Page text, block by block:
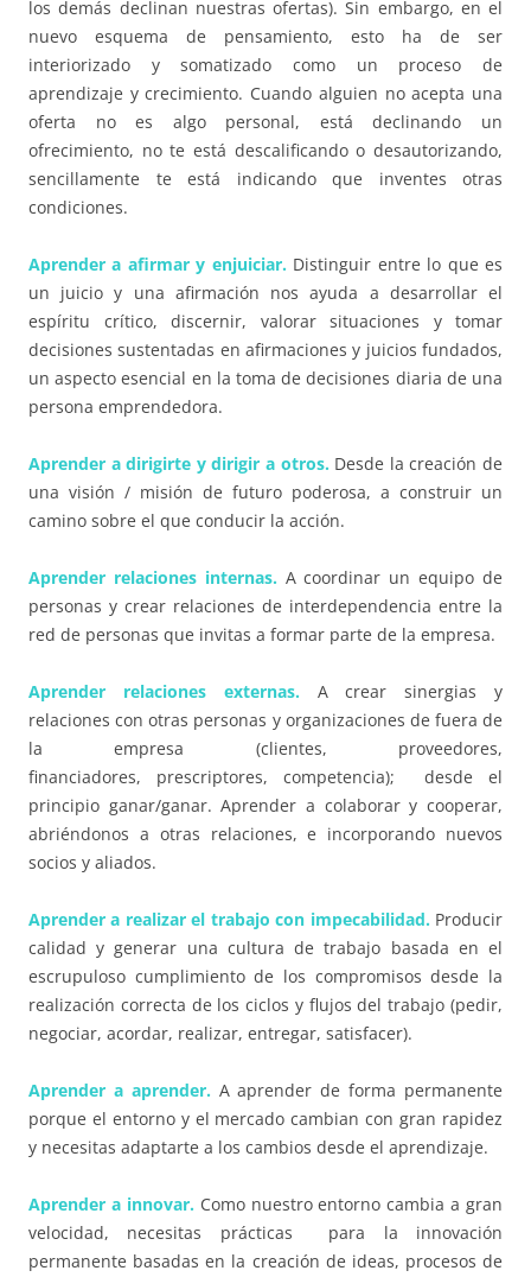
los demás declinan nuestras ofertas). Sin embargo, en el
nuevo esquema de pensamiento, esto ha de ser
interiorizado y somatizado como un proceso de
aprendizaje y crecimiento. Cuando alguien no acepta una
oferta no es algo personal, está declinando un
ofrecimiento, no te está descalificando o desautorizando,
sencillamente te está indicando que inventes otras
condiciones.
Aprender a afirmar y enjuiciar. Distinguir entre lo que es
un juicio y una afirmación nos ayuda a desarrollar el
espíritu crítico, discernir, valorar situaciones y tomar
decisiones sustentadas en afirmaciones y juicios fundados,
un aspecto esencial en la toma de decisiones diaria de una
persona emprendedora.
Aprender a dirigirte y dirigir a otros. Desde la creación de
una visión / misión de futuro poderosa, a construir un
camino sobre el que conducir la acción.
Aprender relaciones internas. A coordinar un equipo de
personas y crear relaciones de interdependencia entre la
red de personas que invitas a formar parte de la empresa.
Aprender relaciones externas. A crear sinergias y
relaciones con otras personas y organizaciones de fuera de
la empresa (clientes, proveedores,
financiadores, prescriptores, competencia); desde el
principio ganar/ganar. Aprender a colaborar y cooperar,
abriéndonos a otras relaciones, e incorporando nuevos
socios y aliados.
Aprender a realizar el trabajo con impecabilidad. Producir
calidad y generar una cultura de trabajo basada en el
escrupuloso cumplimiento de los compromisos desde la
realización correcta de los ciclos y flujos del trabajo (pedir,
negociar, acordar, realizar, entregar, satisfacer).
Aprender a aprender. A aprender de forma permanente
porque el entorno y el mercado cambian con gran rapidez
y necesitas adaptarte a los cambios desde el aprendizaje.
Aprender a innovar. Como nuestro entorno cambia a gran
velocidad, necesitas prácticas para la innovación
permanente basadas en la creación de ideas, procesos de